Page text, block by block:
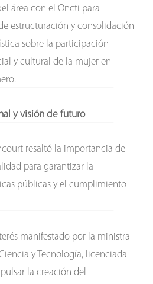
área con el Oncti para
estructuración y consolidación
sobre la participación
y cultural de la mujer en
y visión de futuro
resaltó la importancia de
para garantizar la
públicas y el cumplimiento
manifestado por la ministra
y Tecnología, licenciada
la creación del